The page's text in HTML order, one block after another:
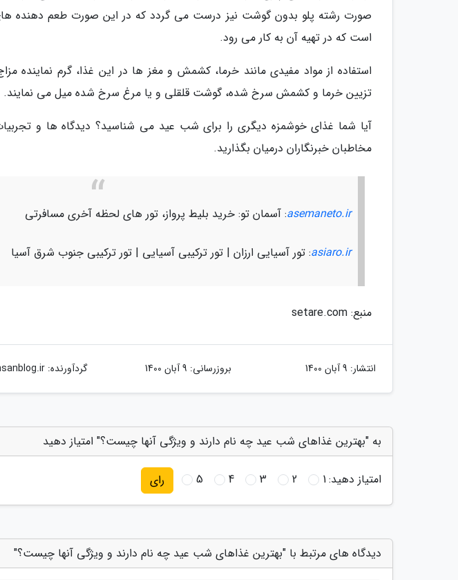
صورت رشته پلو بدون گوشت نیز درست می گردد که در این صورت طعم دهنده
است که در تهیه آن به کار می رود.
استفاده از مواد مفیدی مانند خرما، کشمش و مغز ها در این غذا، گرم نماینده
تزیین خرما و کشمش سرخ شده، گوشت قلقلی و یا مرغ سرخ شده میل می نمایند.
آیا شما غذای خوشمزه دیگری را برای شب عید می شناسید؟ دیدگاه ها و
مخاطبان خبرنگاران درمیان بگذارید.
asemaneto.ir: آسمان تو: خرید بلیط پرواز، تور های لحظه آخری مسافرتی
asiaro.ir: تور آسیایی ارزان | تور ترکیبی آسیایی | تور ترکیبی جنوب شرق آسیا
منبع: setare.com
انتشار: 9 آبان 1400 بروزرسانی: 9 آبان 1400 گردآورنده:
به "بهترین غذاهای شب عید چه نام دارند و ویژگی آنها چیست؟" امتیاز دهید
امتیاز دهید:1
2
3
4
5 رای
دیدگاه های مرتبط با "بهترین غذاهای شب عید چه نام دارند و ویژگی آنها چیست؟"